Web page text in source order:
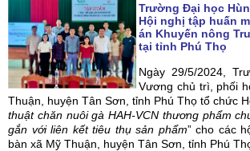
Trường Đại học
Hội nghị tập huấn
án Khuyến nông
tại tỉnh Phú Thọ
Ngày 29/5/2024,
Vương chủ trì, phối
Thuận, huyện Tân Sơn, tỉnh Phú Thọ tổ chức
thuật chăn nuôi gà HAH-VCN thương phẩm
gắn với liên kết tiêu thụ sản phẩm” cho các
bàn xã Mỹ Thuận, huyện Tân Sơn, tỉnh Phú